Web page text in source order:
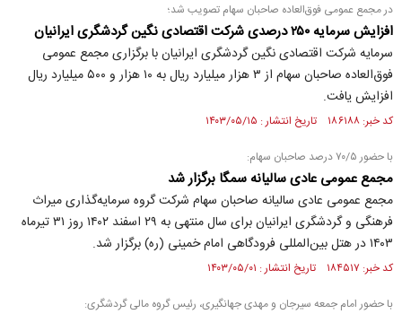
در مجمع عمومی فوق‌العاده صاحبان سهام تصویب شد؛
افزایش سرمایه ۲۵۰ درصدی شرکت اقتصادی نگین گردشگری ایرانیان
سرمایه شرکت اقتصادی نگین گردشگری ایرانیان با برگزاری مجمع عمومی
فوق‌العاده صاحبان سهام از ۳ هزار میلیارد ریال به ۱۰ هزار و ۵۰۰ میلیارد ریال
افزایش یافت.
کد خبر: ۱۸۶۱۸۸ تاریخ انتشار : ۱۴۰۳/۰۵/۱۵
با حضور ۷۰/۵ درصد صاحبان سهام:
مجمع عمومی عادی سالیانه سمگا برگزار شد
مجمع عمومی عادی سالیانه صاحبان سهام شرکت گروه سرمایه‌گذاری میراث
فرهنگی و گردشگری ایرانیان برای سال منتهی به ۲۹ اسفند ۱۴۰۲ روز ۳۱ تیرماه
۱۴۰۳ در هتل بین‌المللی فرودگاهی امام خمینی (ره) برگزار شد.
کد خبر: ۱۸۴۵۱۷ تاریخ انتشار : ۱۴۰۳/۰۵/۰۱
با حضور امام جمعه سیرجان و مهدی جهانگیری، رئیس گروه مالی گردشگری: